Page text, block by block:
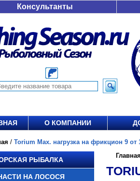
Консультанты
О КОМПАНИИ
/ Torium Max. нагрузка на фрикцион 9 от
РЫБАЛКА
НА ЛОСОСЯ
Главная